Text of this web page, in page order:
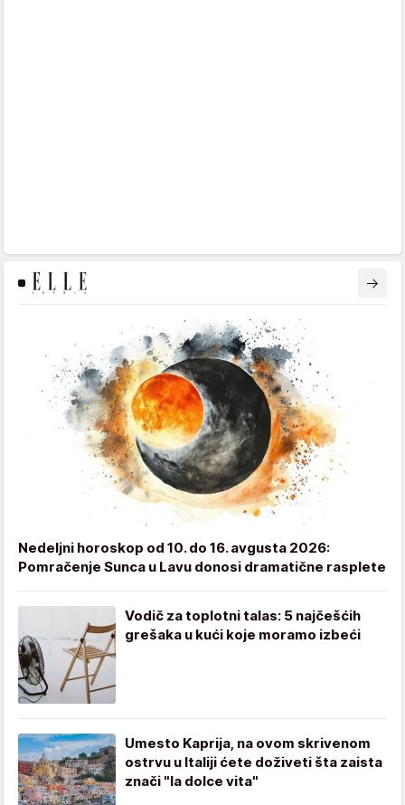
Nedeljni horoskop od 10. do 16. avgusta 2026:
Pomračenje Sunca u Lavu donosi dramatične rasplete
Vodič za toplotni talas: 5 najčešćih
grešaka u kući koje moramo izbeći
Umesto Kaprija, na ovom skrivenom
ostrvu u Italiji ćete doživeti šta zaista
znači "la dolce vita"